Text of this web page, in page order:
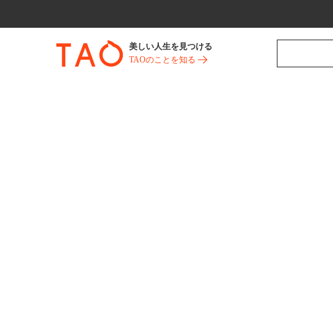
美しい人生を見つける
TAOのことを知る